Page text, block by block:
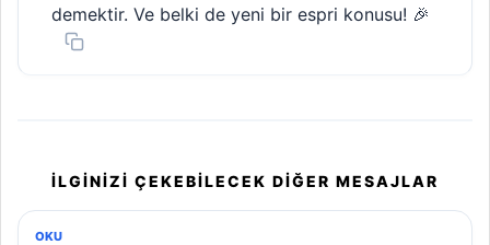
demektir. Ve belki de yeni bir espri konusu! 🎉
İLGINIZI ÇEKEBILECEK DIĞER MESAJLAR
OKU